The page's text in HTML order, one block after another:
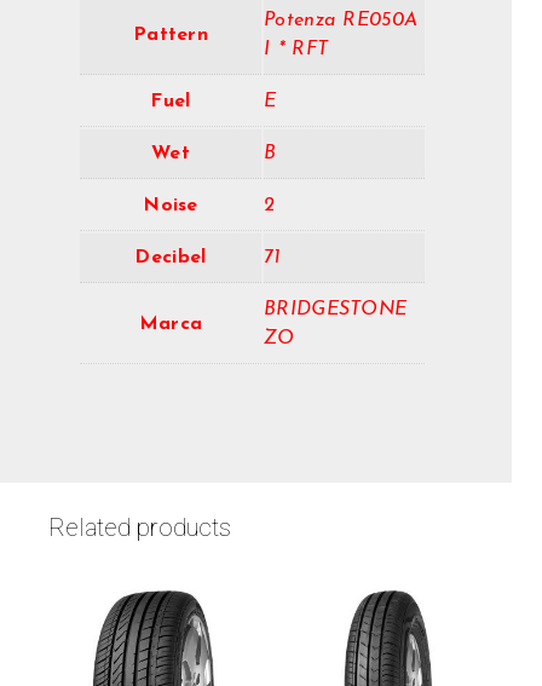
Pattern
Potenza RE050A
I * RFT
Fuel E
Wet B
Noise 2
Decibel 71
Marca
BRIDGESTONE
ZO
Related products